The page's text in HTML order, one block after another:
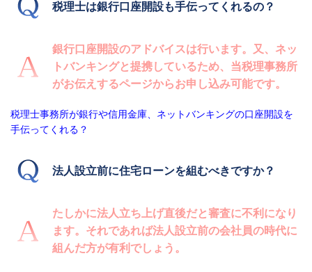
税理士は銀行口座開設も手伝ってくれるの？
銀行口座開設のアドバイスは行います。又、ネッ
トバンキングと提携しているため、当税理事務所
がお伝えするページからお申し込み可能です。
税理士事務所が銀行や信用金庫、ネットバンキングの口座開設を
手伝ってくれる？
法人設立前に住宅ローンを組むべきですか？
たしかに法人立ち上げ直後だと審査に不利になり
ます。それであれば法人設立前の会社員の時代に
組んだ方が有利でしょう。